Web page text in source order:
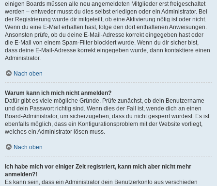
einigen Boards müssen alle neu angemeldeten Mitglieder erst freigeschaltet
werden – entweder musst du dies selbst erledigen oder ein Administrator. Bei
der Registrierung wurde dir mitgeteilt, ob eine Aktivierung nötig ist oder nicht.
Wenn du eine E-Mail erhalten hast, folge den dort enthaltenen Anweisungen.
Ansonsten prüfe, ob du deine E-Mail-Adresse korrekt eingegeben hast oder
die E-Mail von einem Spam-Filter blockiert wurde. Wenn du dir sicher bist,
dass deine E-Mail-Adresse korrekt eingegeben wurde, dann kontaktiere einen
Administrator.
Nach oben
Warum kann ich mich nicht anmelden?
Dafür gibt es viele mögliche Gründe. Prüfe zunächst, ob dein Benutzername
und dein Passwort richtig sind. Wenn dies der Fall ist, wende dich an einen
Board-Administrator, um sicherzugehen, dass du nicht gesperrt wurdest. Es ist
ebenfalls möglich, dass ein Konfigurationsproblem mit der Website vorliegt,
welches ein Administrator lösen muss.
Nach oben
Ich habe mich vor einiger Zeit registriert, kann mich aber nicht mehr
anmelden?!
Es kann sein, dass ein Administrator dein Benutzerkonto aus verschieden